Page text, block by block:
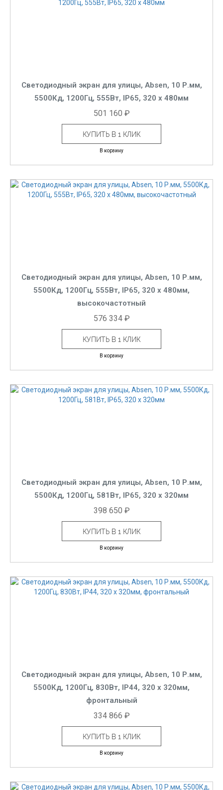
Светодиодный экран для улицы, Absen, 10 Р.мм,
5500Кд, 1200Гц, 555Вт, IP65, 320 x 480мм
501 160 ₽
КУПИТЬ В 1 КЛИК
В корзину
Светодиодный экран для улицы, Absen, 10 Р.мм,
5500Кд, 1200Гц, 555Вт, IP65, 320 x 480мм,
высокочастотный
576 334 ₽
КУПИТЬ В 1 КЛИК
В корзину
Светодиодный экран для улицы, Absen, 10 Р.мм,
5500Кд, 1200Гц, 581Вт, IP65, 320 x 320мм
398 650 ₽
КУПИТЬ В 1 КЛИК
В корзину
Светодиодный экран для улицы, Absen, 10 Р.мм,
5500Кд, 1200Гц, 830Вт, IP44, 320 x 320мм,
фронтальный
334 866 ₽
КУПИТЬ В 1 КЛИК
В корзину